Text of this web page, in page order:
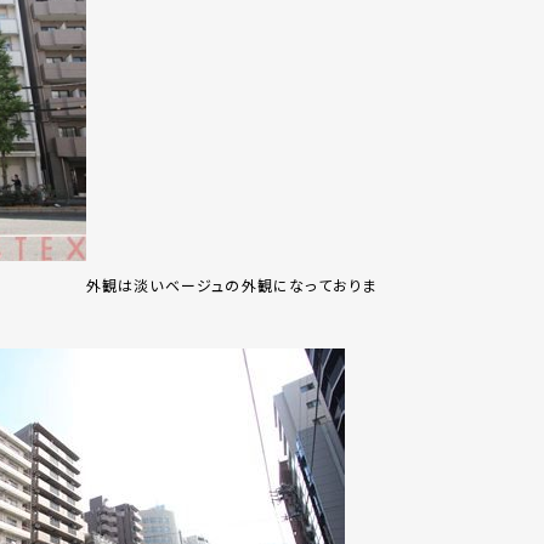
外観は淡いベージュの外観になっておりま